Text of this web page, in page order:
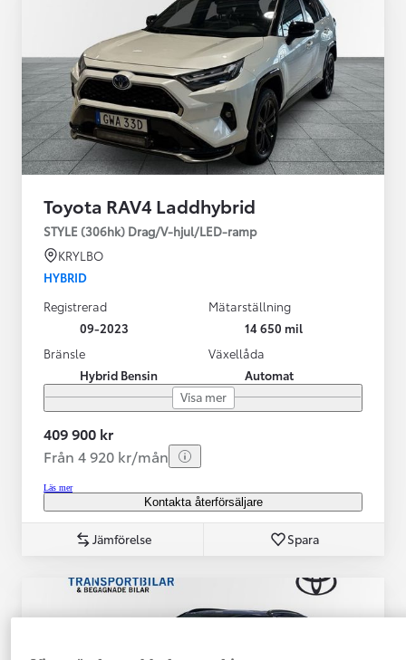
Toyota RAV4 Laddhybrid
STYLE (306hk) Drag/V-hjul/LED-ramp
KRYLBO
HYBRID
Registrerad
09-2023
Mätarställning
14 650 mil
Bränsle
Hybrid Bensin
Växellåda
Automat
Visa mer
409 900 kr
Från 4 920 kr/mån
Läs mer
Kontakta återförsäljare
Jämförelse Spara